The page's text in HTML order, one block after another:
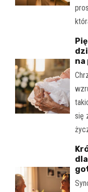
na
się